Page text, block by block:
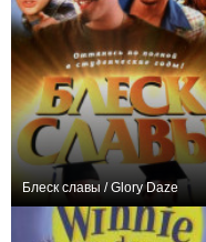
Блеск славы / Glory Daze